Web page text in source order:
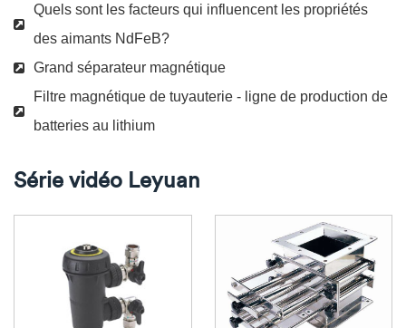
Quels sont les facteurs qui influencent les propriétés
des aimants NdFeB?
Grand séparateur magnétique
Filtre magnétique de tuyauterie - ligne de production de
batteries au lithium
Série vidéo Leyuan